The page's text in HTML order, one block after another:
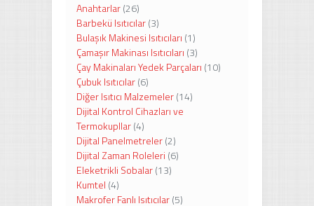
Anahtarlar(26)
Barbekü Isıtıcılar(3)
Bulaşık Makinesi Isıtıcıları (1)
Çamaşır Makinası Isıtıcıları (3)
Çay Makinaları Yedek Parçaları (10)
Çubuk Isıtıcılar(6)
Diğer Isıtıcı Malzemeler(14)
Dijital Kontrol Cihazları ve
Termokupllar(4)
Dijital Panelmetreler(2)
Dijital Zaman Roleleri (6)
Eleketrikli Sobalar(13)
Kumtel (4)
Makrofer Fanlı Isıtıcılar(5)